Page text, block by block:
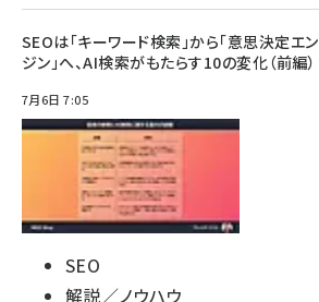
SEOは「キーワード検索」から「意思決定エン
ジン」へ、AI検索がもたらす10の変化（前編）
7月6日 7:05
SEO
解説／ノウハウ